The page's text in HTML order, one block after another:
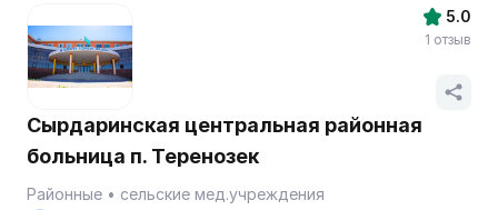
Сырдаринская центральная районная
больница п. Теренозек
Районные
сельские мед.учреждения
5.0
1 отзыв